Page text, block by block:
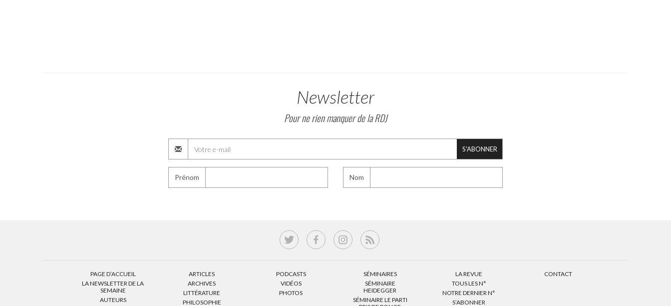
Newsletter
Pour ne rien manquer de la RDJ
S'ABONNER
Prénom Nom
PAGE D’ACCUEIL
LA NEWSLETTER DE LA
SEMAINE
AUTEURS
ARTICLES
ARCHIVES
LITTÉRATURE
PHILOSOPHIE
PODCASTS
VIDÉOS
PHOTOS
SÉMINAIRES
SÉMINAIRE
HEIDEGGER
SÉMINAIRE LE PARTI
LA REVUE
TOUS LES N°
NOTRE DERNIER N°
S’ABONNER
CONTACT